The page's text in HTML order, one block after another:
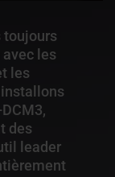
toujours
les
les
des
leader